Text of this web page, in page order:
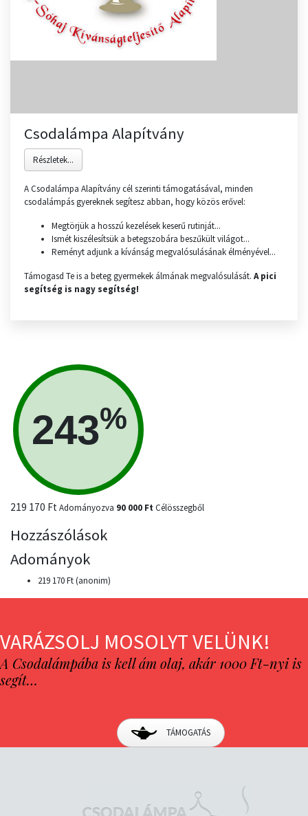
Csodalámpa Alapítvány
Részletek...
A Csodalámpa Alapítvány cél szerinti támogatásával, minden
csodalámpás gyereknek segítesz abban, hogy közös erővel:
Megtörjük a hosszú kezelések keserű rutinját...
Ismét kiszélesítsük a betegszobára beszűkült világot...
Reményt adjunk a kívánság megvalósulásának élményével...
Támogasd Te is a beteg gyermekek álmának megvalósulását. A pici
segítség is nagy segítség!
243%
219 170 FtAdományozva 90 000 Ft Célösszegből
Hozzászólások
Adományok
219 170 Ft (anonim)
VARÁZSOLJ MOSOLYT VELÜNK!
A Csodalámpába is kell ám olaj, akár 1000 Ft-nyi is
segít…
TÁMOGATÁS